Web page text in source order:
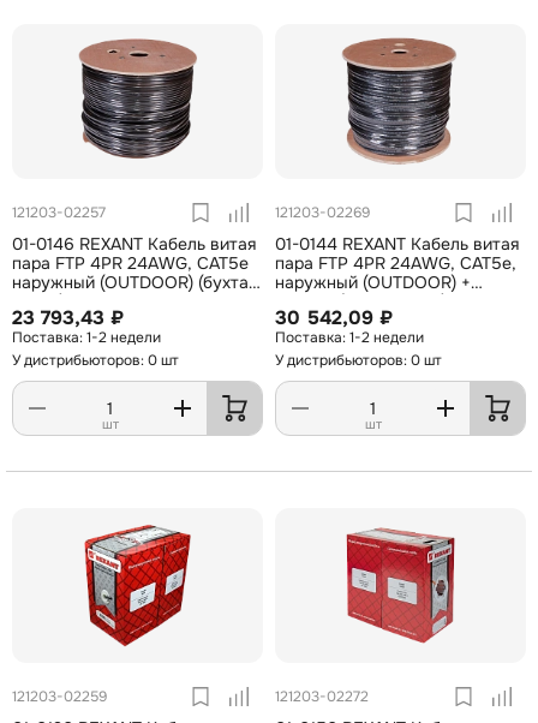
121203-02257
01-0146 REXANT Кабель витая
пара FTP 4PR 24AWG, CAT5e
наружный (OUTDOOR) (бухта
305 м)
23 793,43 ₽
1-2 недели
У дистрибьюторов: 0 шт
шт
121203-02269
01-0144 REXANT Кабель витая
пара FTP 4PR 24AWG, CAT5e,
наружный (OUTDOOR) +
ТРОС*1 (бухта 305 м)
30 542,09 ₽
1-2 недели
У дистрибьюторов: 0 шт
шт
121203-02259 121203-02272